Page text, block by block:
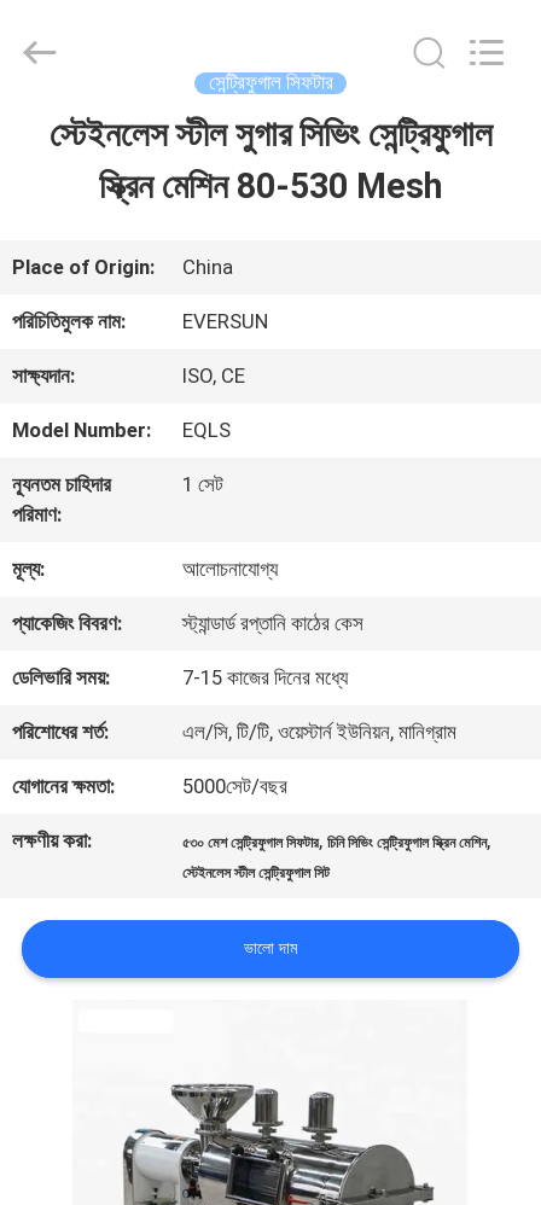
VR
প্রদর্শন
আমাদের
সম্পর্কে
কারখানা
ভ্রমণ
মান
নিয়ন্ত্রণ
করুন
(Henan)
সেন্ট্রিফুগাল সিফটার
স্টেইনলেস স্টীল সুগার সিভিং সেন্ট্রিফুগাল
স্ক্রিন মেশিন 80-530 Mesh
Place of Origin: China
পরিচিতিমুলক নাম: EVERSUN
সাক্ষ্যদান: ISO, CE
Model Number: EQLS
ন্যূনতম চাহিদার
পরিমাণ:
1 সেট
মূল্য: আলোচনাযোগ্য
প্যাকেজিং বিবরণ: স্ট্যান্ডার্ড রপ্তানি কাঠের কেস
ডেলিভারি সময়: 7-15 কাজের দিনের মধ্যে
পরিশোধের শর্ত: এল/সি, টি/টি, ওয়েস্টার্ন ইউনিয়ন, মানিগ্রাম
যোগানের ক্ষমতা: 5000সেট/বছর
লক্ষণীয় করা: ৫৩০ মেশ সেন্ট্রিফুগাল সিফটার,চিনি সিভিং সেন্ট্রিফুগাল স্ক্রিন মেশিন,
স্টেইনলেস স্টীল সেন্ট্রিফুগাল সিট
ভালো দাম